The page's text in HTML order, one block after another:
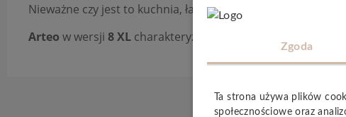
Nieważne czy jest to kuchnia, łazienka czy salon – woda nie
Arteo w wersji 8 XL charakteryzuje się grubością
Zgoda
Ta strona używa plików
społecznościowe oraz